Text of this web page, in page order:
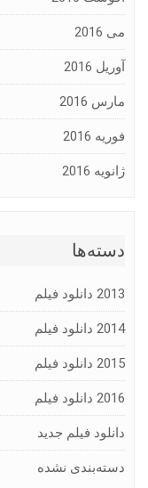
می 2016
آوریل 2016
مارس 2016
فوریه 2016
ژانویه 2016
دسته‌ها
2013 دانلود فیلم
2014 دانلود فیلم
2015 دانلود فیلم
2016 دانلود فیلم
دانلود فیلم جدید
دسته‌بندی نشده